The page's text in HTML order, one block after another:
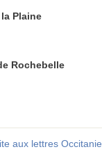
Plaine
Rochebelle
aux lettres Occitanie